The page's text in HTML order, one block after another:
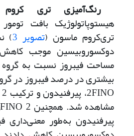
رنگ‌آمیزی تری
هیستوپاتولوژیک بافت
تری‌کروم ماسون (تصویر 3 )
دوکسوروبیسین موجب
مساحت فیبروز نسبت به
بیشتری در درصد فیبروز در
پیرفنیدون به‌طور معنی‌داری